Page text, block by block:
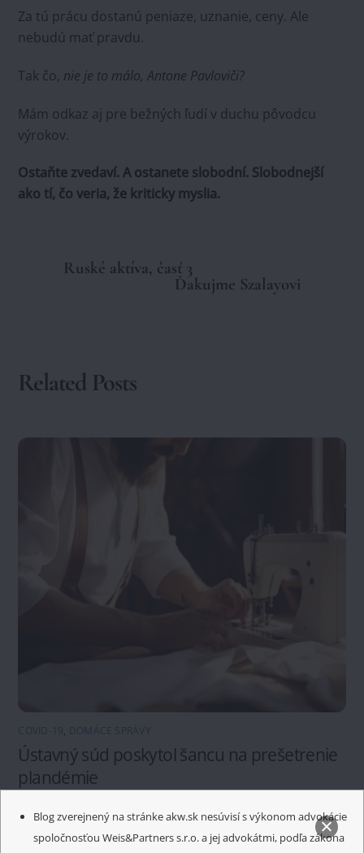
Blog zverejnený na stránke akw.sk nesúvisí s výkonom advokácie
spoločnosťou Weis&Partners s.r.o. a jej advokátmi, podľa zákona
Za tú prácu dostanú peniaze, uznanie, ceny. Ale
nebudú mať pravdu.
Tak čo, nie je to málo, Antone Pavloviči?
Mám odkaz aj pre bežných ľudí v duchu pôvodcu
výrokov.
Ostaňte zvedaví. A ostanete slobodní. Slobodnejší
ako tí, čo veria, že kriticky myslia.
Ruské aktíva, časť 3
Ďakujme Szalayovi
Related Posts
COVID-19, DOMÁCE SPRÁVY
Ústavný súd poskytol šancu na prešetrenie
plandémie